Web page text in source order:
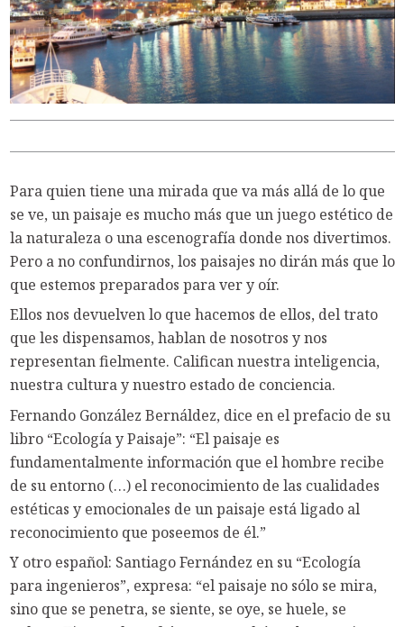
Para quien tiene una mirada que va más allá de lo que
se ve, un paisaje es mucho más que un juego estético de
la naturaleza o una escenografía donde nos divertimos.
Pero a no confundirnos, los paisajes no dirán más que lo
que estemos preparados para ver y oír.
Ellos nos devuelven lo que hacemos de ellos, del trato
que les dispensamos, hablan de nosotros y nos
representan fielmente. Califican nuestra inteligencia,
nuestra cultura y nuestro estado de conciencia.
Fernando González Bernáldez, dice en el prefacio de su
libro “Ecología y Paisaje”: “El paisaje es
fundamentalmente información que el hombre recibe
de su entorno (…) el reconocimiento de las cualidades
estéticas y emocionales de un paisaje está ligado al
reconocimiento que poseemos de él.”
Y otro español: Santiago Fernández en su “Ecología
para ingenieros”, expresa: “el paisaje no sólo se mira,
sino que se penetra, se siente, se oye, se huele, se